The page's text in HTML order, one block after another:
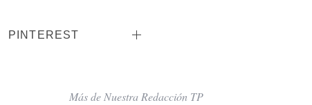
PINTEREST
Más de Nuestra Redacción TP